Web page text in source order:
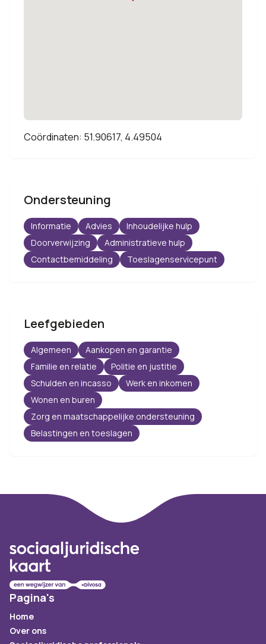
Coördinaten: 51.90617, 4.49504
Ondersteuning
Informatie Advies
Inhoudelijke hulp
Doorverwijzing
Administratieve hulp
Contactbemiddeling
Toeslagenservicepunt
Leefgebieden
Algemeen
Aankopen en garantie
Familie en relatie
Politie en justitie
Schulden en incasso
Werk en inkomen
Wonen en buren
Zorg en maatschappelijke ondersteuning
Belastingen en toeslagen
Pagina's
Home
Over ons